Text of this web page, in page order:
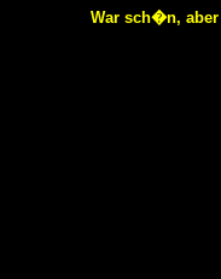
War sch�n, aber